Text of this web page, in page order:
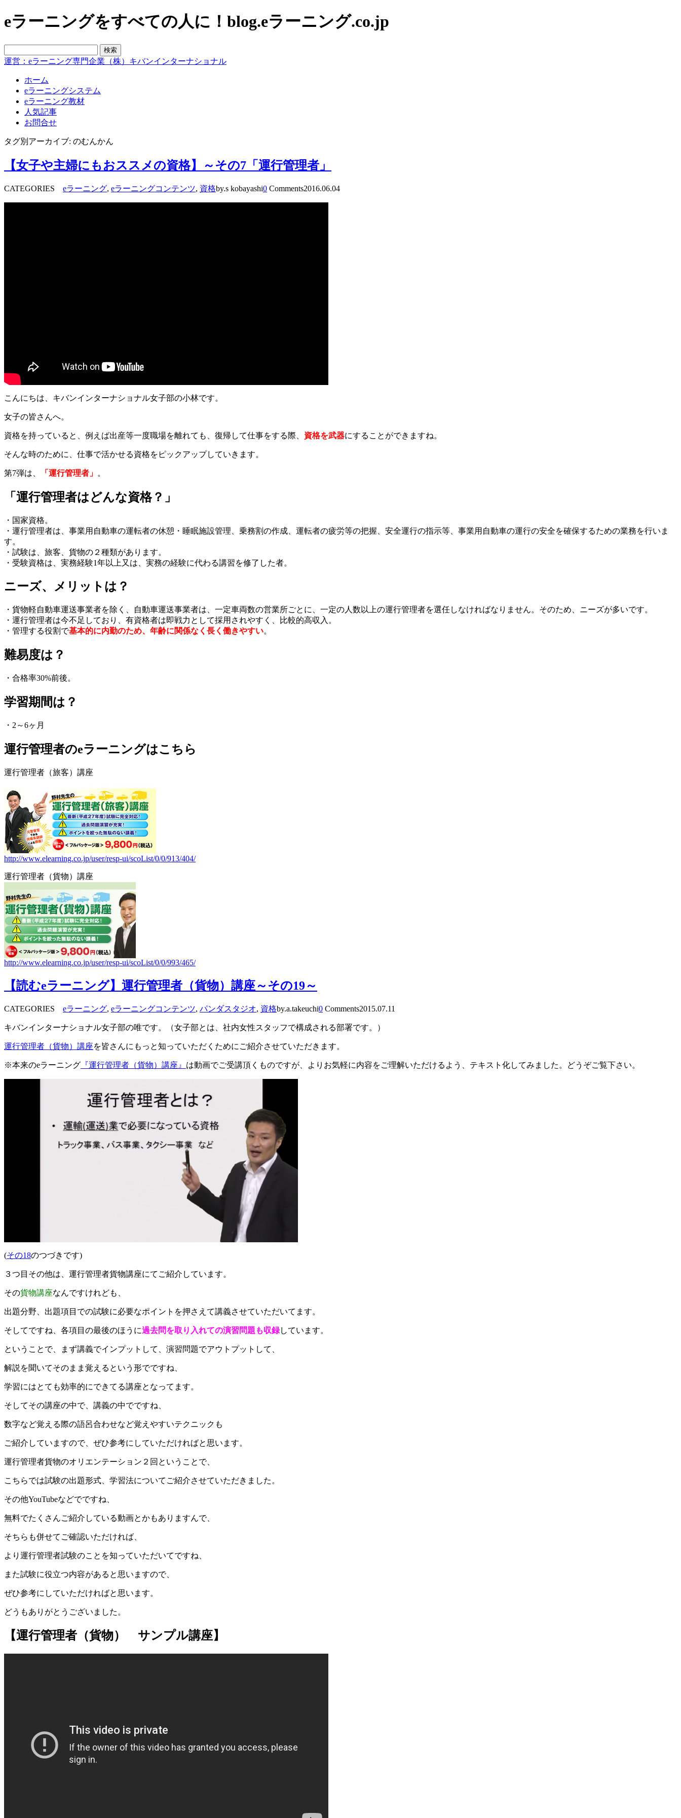
eラーニングをすべての人に！blog.eラーニング.co.jp
運営：eラーニング専門企業（株）キバンインターナショナル
ホーム
eラーニングシステム
eラーニング教材
人気記事
お問合せ
タグ別アーカイブ: のむんかん
【女子や主婦にもおススメの資格】～その7「運行管理者」
CATEGORIES eラーニング, eラーニングコンテンツ, 資格by.s kobayashi0 Comments2016.06.04
こんにちは、キバンインターナショナル女子部の小林です。
女子の皆さんへ。
資格を持っていると、例えば出産等一度職場を離れても、復帰して仕事をする際、 資格を武器にすることができますね。
そんな時のために、仕事で活かせる資格をピックアップしていきます。
第7弾は、 「運行管理者」 。
「運行管理者はどんな資格？」
・国家資格。
・運行管理者は、事業用自動車の運転者の休憩・睡眠施設管理、乗務割の作成、運転者の疲労等の把握、安全運行の指示等、事業用自動車の運行の安全を確保するための業務を行いま
す。
・試験は、旅客、貨物の２種類があります。
・受験資格は、実務経験1年以上又は、実務の経験に代わる講習を修了した者。
ニーズ、メリットは？
・貨物軽自動車運送事業者を除く、自動車運送事業者は、一定車両数の営業所ごとに、一定の人数以上の運行管理者を選任しなければなりません。そのため、ニーズが多いです。
・運行管理者は今不足しており、有資格者は即戦力として採用されやすく、比較的高収入。
・管理する役割で基本的に内勤のため、年齢に関係なく長く働きやすい。
難易度は？
・合格率30%前後。
学習期間は？
・2～6ヶ月
運行管理者のeラーニングはこちら
運行管理者（旅客）講座
http://www.elearning.co.jp/user/resp-ui/scoList/0/0/913/404/
運行管理者（貨物）講座
http://www.elearning.co.jp/user/resp-ui/scoList/0/0/993/465/
【読むeラーニング】運行管理者（貨物）講座～その19～
CATEGORIES eラーニング, eラーニングコンテンツ, パンダスタジオ, 資格by.a.takeuchi0 Comments2015.07.11
キバンインターナショナル女子部の唯です。（女子部とは、社内女性スタッフで構成される部署です。）
運行管理者（貨物）講座を皆さんにもっと知っていただくためにご紹介させていただきます。
※本来のeラーニング 『運行管理者（貨物）講座』 は動画でご受講頂くものですが、よりお気軽に内容をご理解いただけるよう、テキスト化してみました。どうぞご覧下さい。
(その18のつづきです)
３つ目その他は、運行管理者貨物講座にてご紹介しています。
その貨物講座なんですけれども、
出題分野、出題項目での試験に必要なポイントを押さえて講義させていただいてます。
そしてですね、各項目の最後のほうに過去問を取り入れての演習問題も収録しています。
ということで、まず講義でインプットして、演習問題でアウトプットして、
解説を聞いてそのまま覚えるという形でですね、
学習にはとても効率的にできてる講座となってます。
そしてその講座の中で、講義の中でですね、
数字など覚える際の語呂合わせなど覚えやすいテクニックも
ご紹介していますので、ぜひ参考にしていただければと思います。
運行管理者貨物のオリエンテーション２回ということで、
こちらでは試験の出題形式、学習法についてご紹介させていただきました。
その他YouTubeなどでですね、
無料でたくさんご紹介している動画とかもありますんで、
そちらも併せてご確認いただければ、
より運行管理者試験のことを知っていただいてですね、
また試験に役立つ内容があると思いますので、
ぜひ参考にしていただければと思います。
どうもありがとうございました。
【運行管理者（貨物） サンプル講座】